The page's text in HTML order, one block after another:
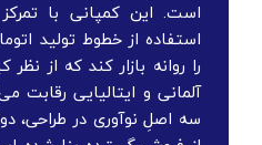
است. این کمپانی با تمرکز
استفاده از خطوط تولید
را روانه بازار کند که از
آلمانی و ایتالیایی رقابت
سه اصلِ نوآوری در